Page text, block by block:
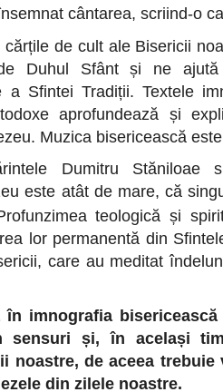
cântarea, scriind-o
de cult ale Bisericii
Duhul Sfânt și ne
a Sfintei Tradiții. Textele
aprofundează și
Muzica bisericească
Dumitru Stăniloae
este atât de mare, că
teologică și
lor permanentă din
care au meditat
în imnografia
sensuri și, în același
noastre, de aceea
din zilele noastre.